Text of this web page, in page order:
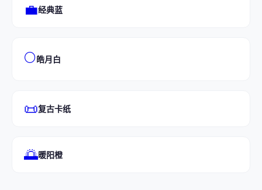
💼经典蓝
🌕皓月白
📜复古卡纸
🌅暖阳橙